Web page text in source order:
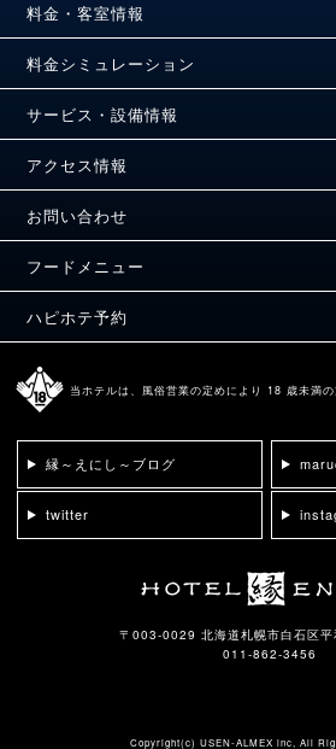
料金・客室情報
料金シミュレーション
サービス・設備情報
アクセス情報
お問い合わせ
フードメニュー
ハピホテ予約
当ホテルは、風俗営業の定めにより 18 歳未満の
縁～えにし～ブログ
twitter
〒003-0029 北海道札幌市白石区
011-862-3456
Copyright(c)USEN-ALMEX inc, All